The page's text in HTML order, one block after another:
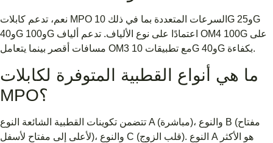
نعم، تدعم كابلات MPO السرعات المتعددة بما في ذلك 10G و25G
و40G و100G اعتمادًا على نوع الألياف. تدعم ألياف OM4 100G على
مسافات أقصر بينما يتعامل OM3 مع تطبيقات 10G و40G بكفاءة.
ما هي أنواع القطبية المتوفرة لكابلات
تتضمن تكوينات القطبية الشائعة النوع A (مباشرة)، والنوع B (مفتاح
لأعلى إلى مفتاح لأسفل)، والنوع C (قلب الزوج). النوع A هو الأكثر